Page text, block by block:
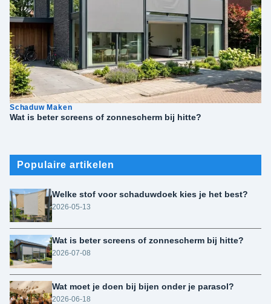
Schaduw Maken
Wat is beter screens of zonnescherm bij hitte?
Populaire artikelen
Welke stof voor schaduwdoek kies je het best?
2026-05-13
Wat is beter screens of zonnescherm bij hitte?
2026-07-08
Wat moet je doen bij bijen onder je parasol?
2026-06-18